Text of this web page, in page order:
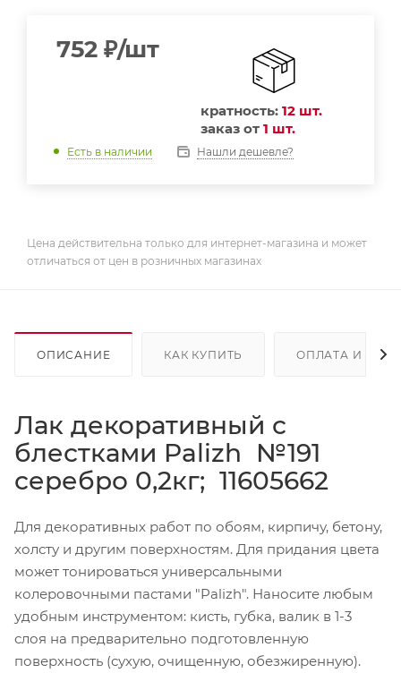
752 ₽/шт
кратность: 12 шт.
заказ от 1 шт.
Есть в наличии Нашли дешевле?
Цена действительна только для интернет-магазина и может
отличаться от цен в розничных магазинах
ОПИСАНИЕ КАК КУПИТЬ ОПЛАТА И
Лак декоративный с
блестками Palizh №191
серебро 0,2кг; 11605662
Для декоративных работ по обоям, кирпичу, бетону,
холсту и другим поверхностям. Для придания цвета
может тонироваться универсальными
колеровочными пастами "Palizh". Наносите любым
удобным инструментом: кисть, губка, валик в 1-3
слоя на предварительно подготовленную
поверхность (сухую, очищенную, обезжиренную).